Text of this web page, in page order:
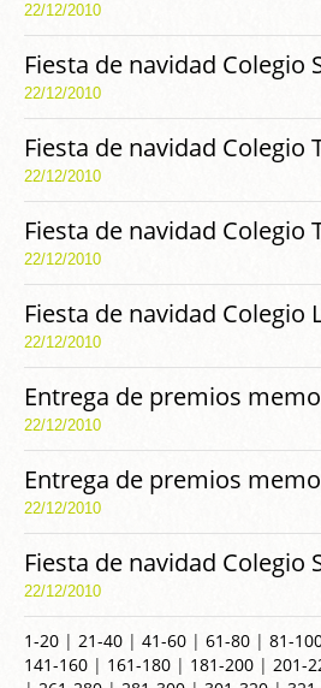
22/12/2010
Fiesta de navidad Colegio
22/12/2010
Fiesta de navidad Colegio
22/12/2010
Fiesta de navidad Colegio
22/12/2010
Fiesta de navidad Colegio
22/12/2010
Entrega de premios
22/12/2010
Entrega de premios
22/12/2010
Fiesta de navidad Colegio
22/12/2010
1-20 | 21-40 | 41-60 | 61-80 | 81-
141-160 | 161-180 | 181-200 | 201-